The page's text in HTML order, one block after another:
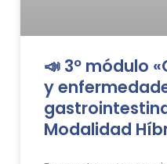
📣 3º módulo
y
Modalidad